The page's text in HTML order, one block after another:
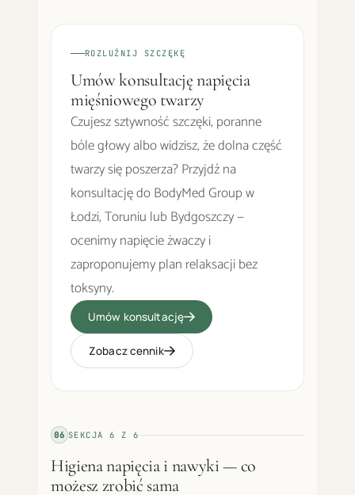
ROZLUŹNIJ SZCZĘKĘ
Umów konsultację napięcia
mięśniowego twarzy
Czujesz sztywność szczęki, poranne
bóle głowy albo widzisz, że dolna część
twarzy się poszerza? Przyjdź na
konsultację do BodyMed Group w
Łodzi, Toruniu lub Bydgoszczy —
ocenimy napięcie żwaczy i
zaproponujemy plan relaksacji bez
toksyny.
Umów konsultację
Zobacz cennik
06 SEKCJA6 Z6
Higiena napięcia i nawyki — co
możesz zrobić sama